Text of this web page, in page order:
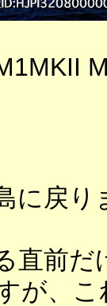
に戻り
直前だ
が、